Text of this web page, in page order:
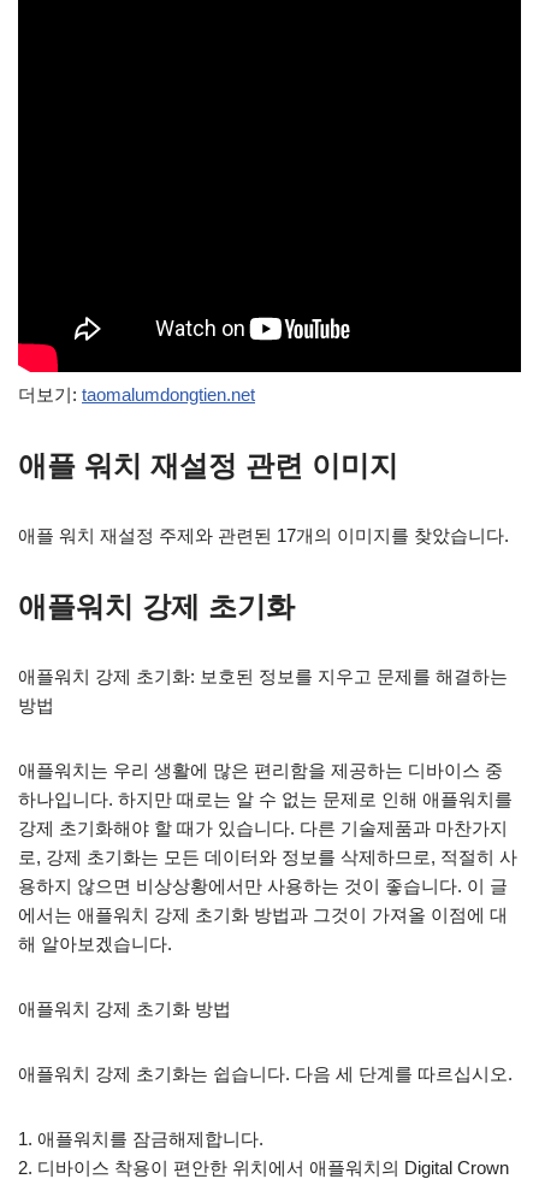
더보기: taomalumdongtien.net
애플 워치 재설정 관련 이미지
애플 워치 재설정 주제와 관련된 17개의 이미지를 찾았습니다.
애플워치 강제 초기화
애플워치 강제 초기화: 보호된 정보를 지우고 문제를 해결하는
방법
애플워치는 우리 생활에 많은 편리함을 제공하는 디바이스 중
하나입니다. 하지만 때로는 알 수 없는 문제로 인해 애플워치를
강제 초기화해야 할 때가 있습니다. 다른 기술제품과 마찬가지
로, 강제 초기화는 모든 데이터와 정보를 삭제하므로, 적절히 사
용하지 않으면 비상상황에서만 사용하는 것이 좋습니다. 이 글
에서는 애플워치 강제 초기화 방법과 그것이 가져올 이점에 대
해 알아보겠습니다.
애플워치 강제 초기화 방법
애플워치 강제 초기화는 쉽습니다. 다음 세 단계를 따르십시오.
1. 애플워치를 잠금해제합니다.
2. 디바이스 착용이 편안한 위치에서 애플워치의 Digital Crown